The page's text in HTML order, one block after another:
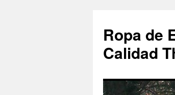
Ropa de
Calidad